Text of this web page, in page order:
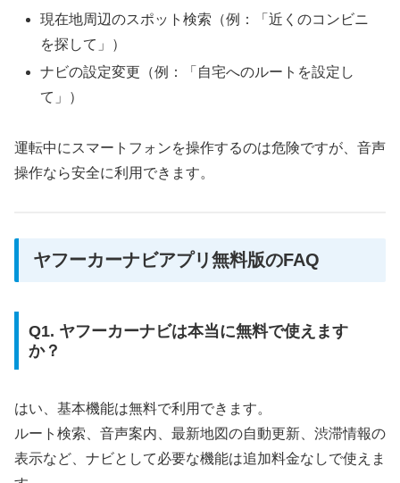
現在地周辺のスポット検索（例：「近くのコンビニ
を探して」）
ナビの設定変更（例：「自宅へのルートを設定し
て」）
運転中にスマートフォンを操作するのは危険ですが、音声
操作なら安全に利用できます。
ヤフーカーナビアプリ無料版のFAQ
Q1. ヤフーカーナビは本当に無料で使えます
か？
はい、基本機能は無料で利用できます。
ルート検索、音声案内、最新地図の自動更新、渋滞情報の
表示など、ナビとして必要な機能は追加料金なしで使えま